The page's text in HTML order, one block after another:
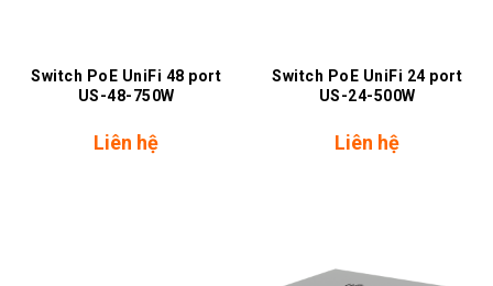
Switch PoE UniFi 48 port
US-48-750W
Liên hệ
Switch PoE UniFi 24 port
US-24-500W
Liên hệ